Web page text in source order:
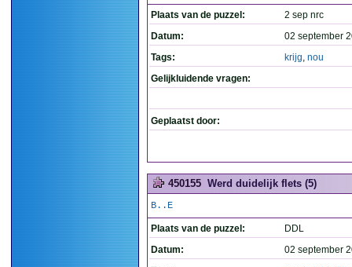
Plaats van de puzzel:
2 sep nrc
Datum:
02 september
Tags:
krijg, nou
Gelijkluidende vragen:
Geplaatst door:
450155 Werd duidelijk flets (5)
B..E
Plaats van de puzzel:
DDL
Datum:
02 september